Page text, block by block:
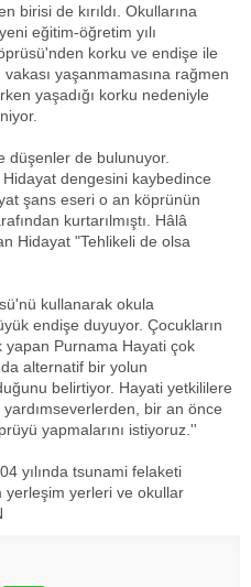
birisi de kırıldı. Okullarına
eğitim-öğretim yılı
korku ve endişe ile
yaşanmamasına rağmen
yaşadığı korku nedeniyle
düşenler de bulunuyor.
dengesini kaybedince
şans eseri o an köprünün
kurtarılmıştı. Hâlâ
Hidayat "Tehlikeli de olsa
kullanarak okula
endişe duyuyor. Çocukların
Purnama Hayati çok
alternatif bir yolun
belirtiyor. Hayati yetkililere
bir an önce
yapmalarını istiyoruz.''
yılında tsunami felaketi
yerleşim yerleri ve okullar